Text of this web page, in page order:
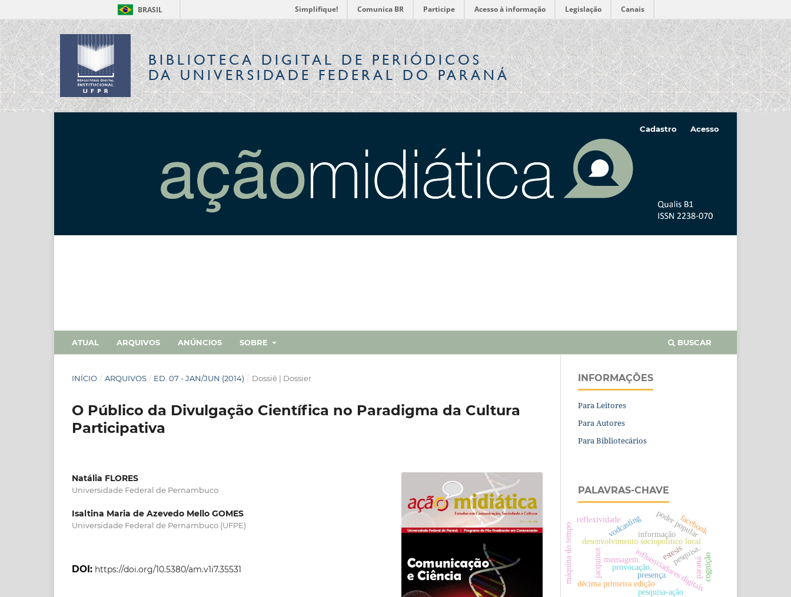
BRASIL Simplifique! Comunica BR Participe Acesso à informação Legislação Canais
BIBLIOTECA DIGITALDE PERIÓDICOS
DA UNIVERSIDADE FEDERAL DO PARANÁ
ATUAL ARQUIVOS ANÚNCIOS SOBRE BUSCAR
Cadastro Acesso
INÍCIO / ARQUIVOS / ED. 07 - JAN/JUN (2014) / Dossiê | Dossier
O Público da Divulgação Científica no Paradigma da Cultura
Participativa
Natália FLORES
Universidade Federal de Pernambuco
Isaltina Maria de Azevedo Mello GOMES
Universidade Federal de Pernambuco (UFPE)
DOI: https://doi.org/10.5380/am.v1i7.35531
INFORMAÇÕES
Para Leitores
Para Autores
Para Bibliotecários
PALAVRAS-CHAVE
influenciadores digitais
desenvolvimento sociopolítico local
jacquinot
presença.
décima primeira edição
máquina do tempo pesquisa.
poder popular
paraná.
informação
mensagem. estesis
pesquisa-ação
vodcasting facebook
provocação. cognição
reflexividade.